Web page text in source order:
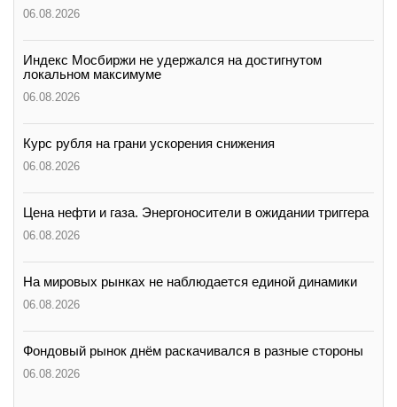
06.08.2026
Индекс Мосбиржи не удержался на достигнутом
локальном максимуме
06.08.2026
Курс рубля на грани ускорения снижения
06.08.2026
Цена нефти и газа. Энергоносители в ожидании триггера
06.08.2026
На мировых рынках не наблюдается единой динамики
06.08.2026
Фондовый рынок днём раскачивался в разные стороны
06.08.2026